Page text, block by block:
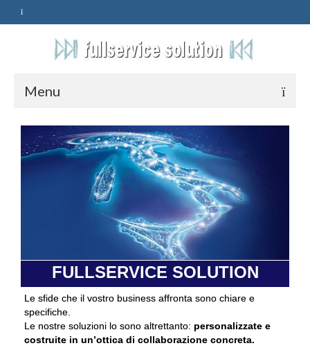
Menu
HOME
SERVIZI
ASSISTENZA
PRIVACY
CONTATTI
FULLSERVICE SOLUTION
Le sfide che il vostro business affronta sono chiare e
specifiche.
Le nostre soluzioni lo sono altrettanto: personalizzate e
costruite in un’ottica di collaborazione concreta.